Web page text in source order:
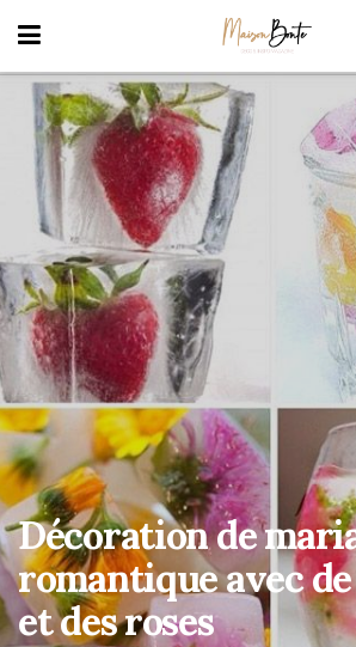
Décoration de
romantique avec
et des roses